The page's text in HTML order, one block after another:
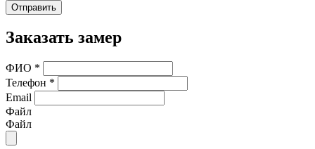
Отправить
Заказать замер
ФИО *
Телефон *
Email
Файл
Файл